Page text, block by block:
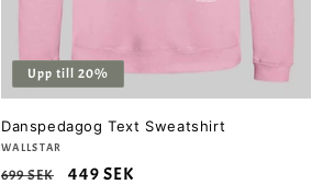
Upp till 20%
Danspedagog Text Sweatshirt
Säljare:
WALLSTAR
Ordinarie
699 SEK Försäljningspris
449 SEK